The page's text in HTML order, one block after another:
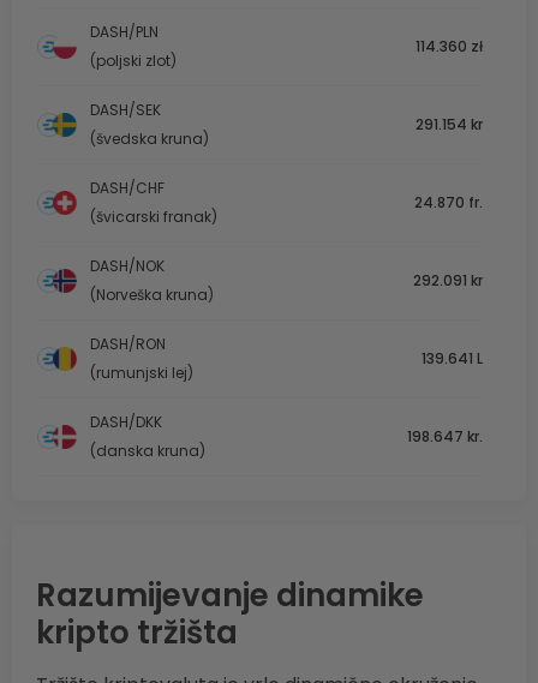
DASH/PLN
(poljski zlot)
114.360 zł
DASH/SEK
(švedska kruna)
291.154 kr
DASH/CHF
(švicarski franak)
24.870 fr.
DASH/NOK
(Norveška kruna)
292.091 kr
DASH/RON
(rumunjski lej)
139.641 L
DASH/DKK
(danska kruna)
198.647 kr.
Razumijevanje dinamike
kripto tržišta